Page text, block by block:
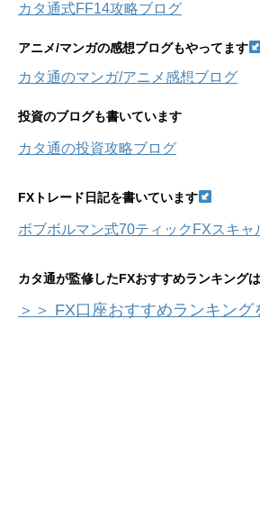
ブ
カタ通式FF14攻略ブログ
アニメ/マンガの感想ブログもやってます
カタ通のマンガ/アニメ感想ブログ
投資のブログも書いています
カタ通の投資攻略ブログ
FXトレード日記を書いています
ボブボルマン式70ティックFXスキャ
カタ通が監修したFXおすすめランキング
＞＞ FX口座おすすめランキング